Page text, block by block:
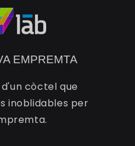
EMPREMTA
còctel que
inoblidables per